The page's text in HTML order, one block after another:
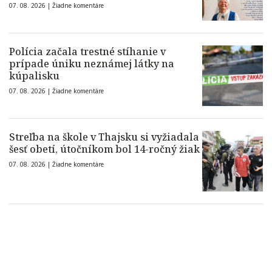
07. 08. 2026 | Žiadne komentáre
Polícia začala trestné stíhanie v
prípade úniku neznámej látky na
kúpalisku
07. 08. 2026 | Žiadne komentáre
Streľba na škole v Thajsku si vyžiadala
šesť obetí, útočníkom bol 14-ročný žiak
07. 08. 2026 | Žiadne komentáre